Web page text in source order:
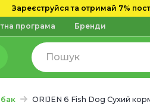
Зареєструйся та отримай 7%
програма Бренди
ORIJEN 6 Fish Dog Сухий